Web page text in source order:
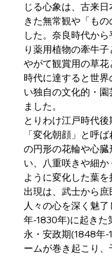
じる心象は、古来
きた無常観や「も
した。奈良時代か
り薬用植物の牽牛子
やがて観賞用の草
時代に達すると世
い独自の文化的・
ました。
とりわけ江戸時代
「変化朝顔」と呼
の円形の花輪や心
い、八重咲きや細
ように変化した葉
出現は、武士から
人々の心を深く魅
年-1830年)に起きた
永・安政期(1848年
ームが巻き起こり